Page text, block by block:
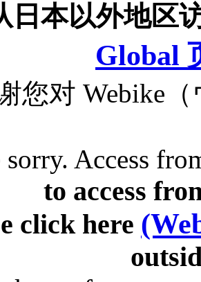
日本以外地区
Global
您对 Webike
sorry. Access
to access
click here